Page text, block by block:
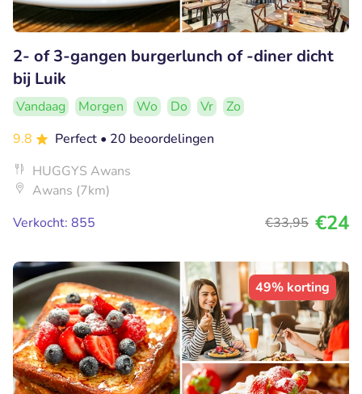
2- of 3-gangen burgerlunch of -diner dicht
bij Luik
Vandaag Morgen Wo Do Vr
Zo
9.8
Perfect • 20 beoordelingen
HUGGYS Awans
Awans (7km)
Verkocht: 855
€33,95 €24
49% korting